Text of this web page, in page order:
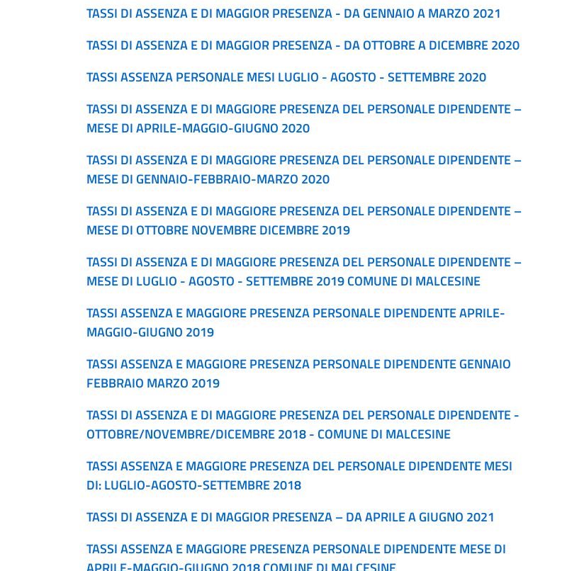
TASSI DI ASSENZA E DI MAGGIOR PRESENZA - DA GENNAIO A MARZO 2021
TASSI DI ASSENZA E DI MAGGIOR PRESENZA - DA OTTOBRE A DICEMBRE 2020
TASSI ASSENZA PERSONALE MESI LUGLIO - AGOSTO - SETTEMBRE 2020
TASSI DI ASSENZA E DI MAGGIORE PRESENZA DEL PERSONALE DIPENDENTE –
MESE DI APRILE-MAGGIO-GIUGNO 2020
TASSI DI ASSENZA E DI MAGGIORE PRESENZA DEL PERSONALE DIPENDENTE –
MESE DI GENNAIO-FEBBRAIO-MARZO 2020
TASSI DI ASSENZA E DI MAGGIORE PRESENZA DEL PERSONALE DIPENDENTE –
MESE DI OTTOBRE NOVEMBRE DICEMBRE 2019
TASSI DI ASSENZA E DI MAGGIORE PRESENZA DEL PERSONALE DIPENDENTE –
MESE DI LUGLIO - AGOSTO - SETTEMBRE 2019 COMUNE DI MALCESINE
TASSI ASSENZA E MAGGIORE PRESENZA PERSONALE DIPENDENTE APRILE-
MAGGIO-GIUGNO 2019
TASSI ASSENZA E MAGGIORE PRESENZA PERSONALE DIPENDENTE GENNAIO
FEBBRAIO MARZO 2019
TASSI DI ASSENZA E DI MAGGIORE PRESENZA DEL PERSONALE DIPENDENTE -
OTTOBRE/NOVEMBRE/DICEMBRE 2018 - COMUNE DI MALCESINE
TASSI ASSENZA E MAGGIORE PRESENZA DEL PERSONALE DIPENDENTE MESI
DI: LUGLIO-AGOSTO-SETTEMBRE 2018
TASSI DI ASSENZA E DI MAGGIOR PRESENZA – DA APRILE A GIUGNO 2021
TASSI ASSENZA E MAGGIORE PRESENZA PERSONALE DIPENDENTE MESE DI